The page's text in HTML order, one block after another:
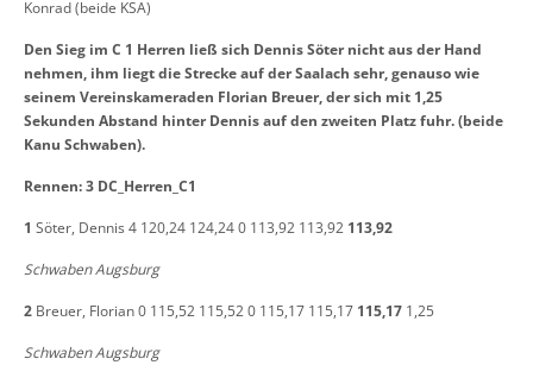
Konrad (beide KSA)
Den Sieg im C 1 Herren ließ sich Dennis Söter nicht aus der Hand
nehmen, ihm liegt die Strecke auf der Saalach sehr, genauso wie
seinem Vereinskameraden Florian Breuer, der sich mit 1,25
Sekunden Abstand hinter Dennis auf den zweiten Platz fuhr. (beide
Kanu Schwaben).
Rennen: 3 DC_Herren_C1
1 Söter, Dennis 4 120,24 124,24 0 113,92 113,92 113,92
Schwaben Augsburg
2 Breuer, Florian 0 115,52 115,52 0 115,17 115,17 115,17 1,25
Schwaben Augsburg